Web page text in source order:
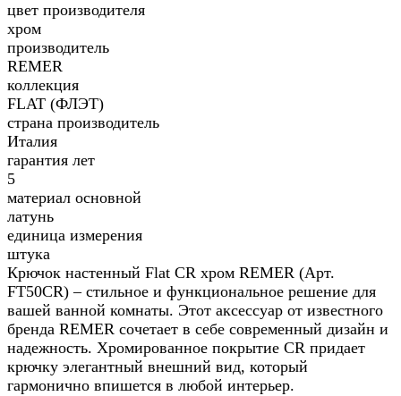
цвет производителя
хром
производитель
REMER
коллекция
FLAT (ФЛЭТ)
страна производитель
Италия
гарантия лет
5
материал основной
латунь
единица измерения
штука
Крючок настенный Flat CR хром REMER (Арт.
FT50CR) – стильное и функциональное решение для
вашей ванной комнаты. Этот аксессуар от известного
бренда REMER сочетает в себе современный дизайн и
надежность. Хромированное покрытие CR придает
крючку элегантный внешний вид, который
гармонично впишется в любой интерьер.